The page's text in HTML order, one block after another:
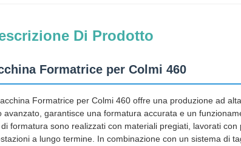
Di Prodotto
Formatrice per Colmi 460
Formatrice per Colmi 460 offre una produzione ad
avanzato, garantisce una formatura accurata e un
di formatura sono realizzati con materiali pregiati, lavorati
a lungo termine. In combinazione con un sistema di